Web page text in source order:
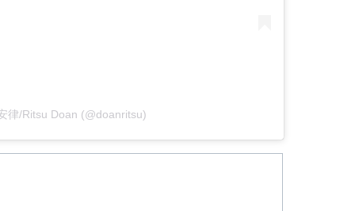
律/Ritsu Doan (@doanritsu)